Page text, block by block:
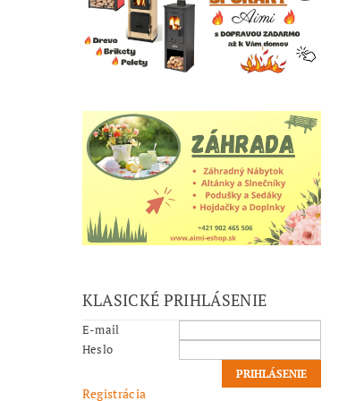
KLASICKÉ PRIHLÁSENIE
E-mail
Heslo
Registrácia